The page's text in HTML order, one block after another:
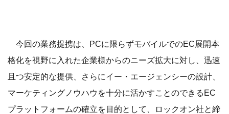
今回の業務提携は、PCに限らずモバイルでのEC展開本
格化を視野に入れた企業様からのニーズ拡大に対し、迅速
且つ安定的な提供、さらにイー・エージェンシーの設計、
マーケティングノウハウを十分に活かすことのできるEC
プラットフォームの確立を目的として、ロックオン社と締